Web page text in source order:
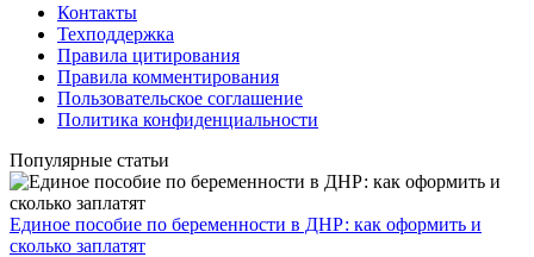
Контакты
Техподдержка
Правила цитирования
Правила комментирования
Пользовательское соглашение
Политика конфиденциальности
Популярные статьи
Единое пособие по беременности в ДНР: как оформить и
сколько заплатят